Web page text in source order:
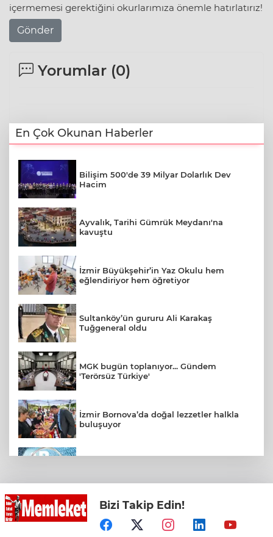
içermemesi gerektiğini okurlarımıza önemle hatırlatırız!
Gönder
Yorumlar (0)
En Çok Okunan Haberler
Bilişim 500'de 39 Milyar Dolarlık Dev
Hacim
Ayvalık, Tarihi Gümrük Meydanı'na
kavuştu
İzmir Büyükşehir’in Yaz Okulu hem
eğlendiriyor hem öğretiyor
Sultanköy’ün gururu Ali Karakaş
Tuğgeneral oldu
MGK bugün toplanıyor... Gündem
'Terörsüz Türkiye'
İzmir Bornova’da doğal lezzetler halkla
buluşuyor
Konya Taş Bina'da festivale özel video
mapping ve drone gösterisi büyüledi
Bizi Takip Edin!